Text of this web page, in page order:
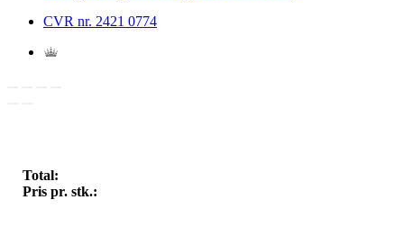
Total:
Pris pr. stk.:
CVR nr. 2421 0774